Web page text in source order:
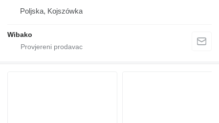
Poljska, Kojszówka
Wibako